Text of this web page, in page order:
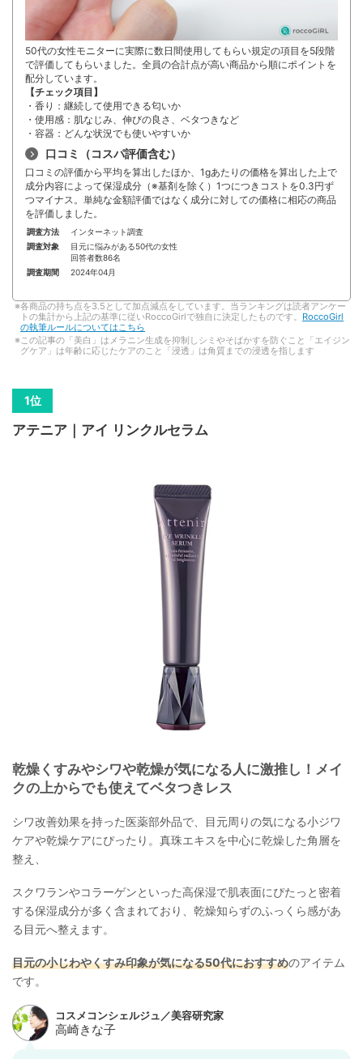
50代の女性モニターに実際に数日間使用してもらい規定の項目を5段階
で評価してもらいました。全員の合計点が高い商品から順にポイントを
配分しています。
【チェック項目】
・香り：継続して使用できる匂いか
・使用感：肌なじみ、伸びの良さ、ベタつきなど
・容器：どんな状況でも使いやすいか
口コミ（コスパ評価含む）
口コミの評価から平均を算出したほか、1gあたりの価格を算出した上で
成分内容によって保湿成分（※基剤を除く）1つにつきコストを0.3円ず
つマイナス。単純な金額評価ではなく成分に対しての価格に相応の商品
を評価しました。
調査方法
インターネット調査
調査対象
目元に悩みがある50代の女性
回答者数86名
調査期間
2024年04月
各商品の持ち点を3.5として加点減点をしています。当ランキングは読者アンケー
トの集計から上記の基準に従いRoccoGirlで独自に決定したものです。 RoccoGirl
の執筆ルールについてはこちら
この記事の「美白」はメラニン生成を抑制しシミやそばかすを防ぐこと「エイジン
グケア」は年齢に応じたケアのこと「浸透」は角質までの浸透を指します
アテニア｜アイ リンクルセラム
乾燥くすみやシワや乾燥が気になる人に激推し！メイ
クの上からでも使えてベタつきレス
シワ改善効果を持った医薬部外品で、目元周りの気になる小ジワ
ケアや乾燥ケアにぴったり。真珠エキスを中心に乾燥した角層を
整え、
スクワランやコラーゲンといった高保湿で肌表面にぴたっと密着
する保湿成分が多く含まれており、乾燥知らずのふっくら感があ
る目元へ整えます。
目元の小じわやくすみ印象が気になる50代におすすめのアイテム
です。